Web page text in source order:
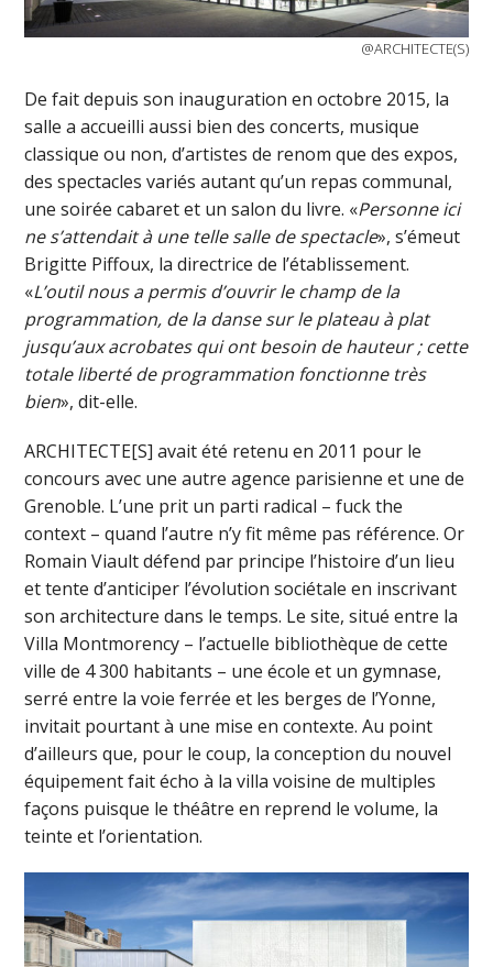
@ARCHITECTE(S)
De fait depuis son inauguration en octobre 2015, la
salle a accueilli aussi bien des concerts, musique
classique ou non, d’artistes de renom que des expos,
des spectacles variés autant qu’un repas communal,
une soirée cabaret et un salon du livre. «Personne ici
ne s’attendait à une telle salle de spectacle», s’émeut
Brigitte Piffoux, la directrice de l’établissement.
«L’outil nous a permis d’ouvrir le champ de la
programmation, de la danse sur le plateau à plat
jusqu’aux acrobates qui ont besoin de hauteur ; cette
totale liberté de programmation fonctionne très
bien», dit-elle.
ARCHITECTE[S] avait été retenu en 2011 pour le
concours avec une autre agence parisienne et une de
Grenoble. L’une prit un parti radical – fuck the
context – quand l’autre n’y fit même pas référence. Or
Romain Viault défend par principe l’histoire d’un lieu
et tente d’anticiper l’évolution sociétale en inscrivant
son architecture dans le temps. Le site, situé entre la
Villa Montmorency – l’actuelle bibliothèque de cette
ville de 4 300 habitants – une école et un gymnase,
serré entre la voie ferrée et les berges de l’Yonne,
invitait pourtant à une mise en contexte. Au point
d’ailleurs que, pour le coup, la conception du nouvel
équipement fait écho à la villa voisine de multiples
façons puisque le théâtre en reprend le volume, la
teinte et l’orientation.